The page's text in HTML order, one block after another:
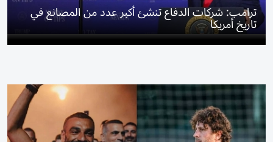
ترامب: شركات الدفاع تنشئ أكبر عدد من المصانع في
تاريخ أمريكا